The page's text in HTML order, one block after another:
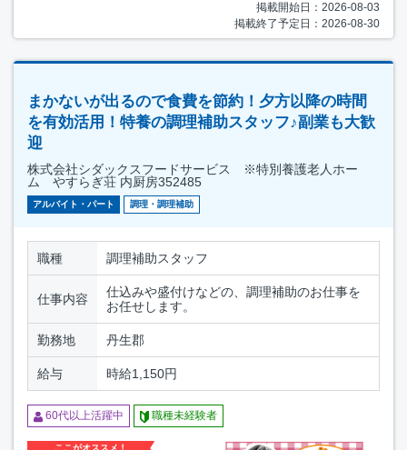
掲載開始日：2026-08-03
掲載終了予定日：2026-08-30
まかないが出るので食費を節約！夕方以降の時間
を有効活用！特養の調理補助スタッフ♪副業も大歓
迎
株式会社シダックスフードサービス ※特別養護老人ホー
ム やすらぎ荘 内厨房352485
アルバイト・パート 調理・調理補助
職種 調理補助スタッフ
仕事内容
仕込みや盛付けなどの、調理補助のお仕事を
お任せします。
勤務地 丹生郡
給与 時給1,150円
60代以上活躍中 職種未経験者
ここがオススメ！